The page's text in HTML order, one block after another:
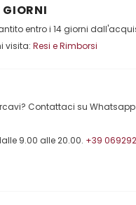
GIORNI
entro i 14 giorni
visita: Resi e Rimborsi
Contattaci su
9.00 alle 20.00. +39